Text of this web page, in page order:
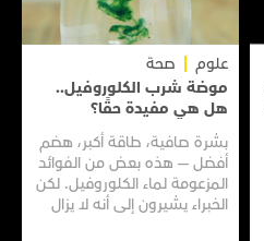
علوم
صحة
موضة شرب الكلوروفيل..
هل هي مفيدة حقًا؟
بشرة صافية، طاقة أكبر، هضم
أفضل — هذه بعض من الفوائد
المزعومة لماء الكلوروفيل. لكن
الخبراء يشيرون إلى أنه لا يزال